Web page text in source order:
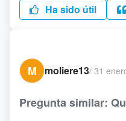
Ha sido útil
M
moliere13/ 31
Pregunta similar: